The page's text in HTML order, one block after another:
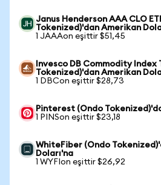
Janus Henderson AAA CLO
Tokenized)'dan Amerikan
1 JAAAon eşittir $51,45
Invesco DB Commodity Index
Tokenized)'dan Amerikan
1 DBCon eşittir $28,73
Pinterest (Ondo
1 PINSon eşittir $23,18
WhiteFiber (Ondo
Doları'na
1 WYFIon eşittir $26,92